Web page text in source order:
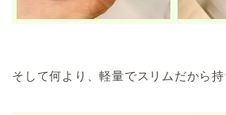
そして何より、軽量でスリムだから持